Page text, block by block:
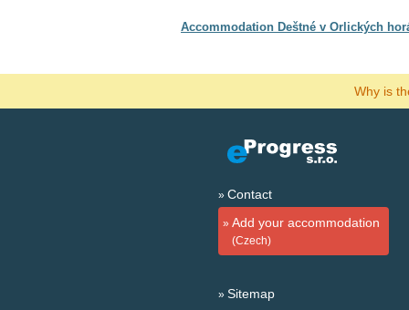
Accommodation Deštné v Orlických
Why is
Contact
Add your accommodation
(Czech)
Sitemap